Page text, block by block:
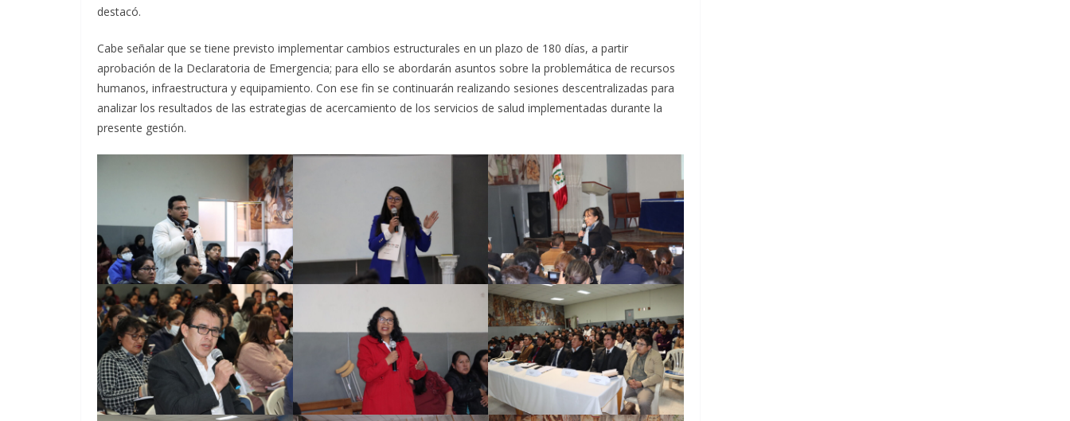
destacó.
Cabe señalar que se tiene previsto implementar cambios estructurales en un plazo de 180 días, a partir
aprobación de la Declaratoria de Emergencia; para ello se abordarán asuntos sobre la problemática de recursos
humanos, infraestructura y equipamiento. Con ese fin se continuarán realizando sesiones descentralizadas para
analizar los resultados de las estrategias de acercamiento de los servicios de salud implementadas durante la
presente gestión.